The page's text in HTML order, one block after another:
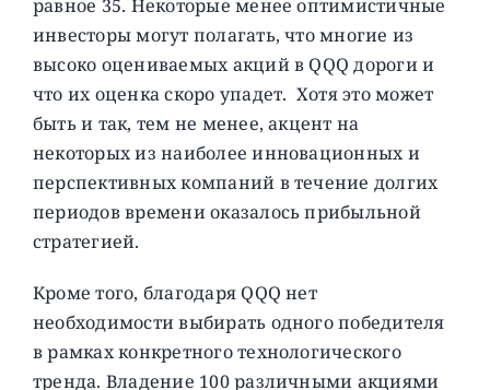
равное 35. Некоторые менее оптимистичные
инвесторы могут полагать, что многие из
высоко оцениваемых акций в QQQ дороги и
что их оценка скоро упадет. Хотя это может
быть и так, тем не менее, акцент на
некоторых из наиболее инновационных и
перспективных компаний в течение долгих
периодов времени оказалось прибыльной
стратегией.
Кроме того, благодаря QQQ нет
необходимости выбирать одного победителя
в рамках конкретного технологического
тренда. Владение 100 различными акциями